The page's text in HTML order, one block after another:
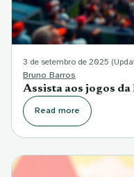
3 de setembro de 2025
Bruno Barros
Assista aos jogos
Read more